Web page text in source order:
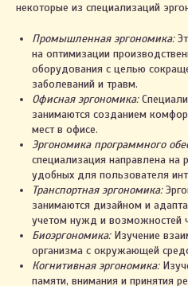
некоторые из специализаций
Промышленная эргономика:
на оптимизации
оборудования с целью
заболеваний и травм.
Офисная эргономика:
занимаются созданием
мест в офисе.
Эргономика программного
специализация направлена на
удобных для пользователя
Транспортная эргономика:
занимаются дизайном и
учетом нужд и возможностей
Биоэргономика:Изучение
организма с окружающей
Когнитивная эргономика:
памяти, внимания и принятия